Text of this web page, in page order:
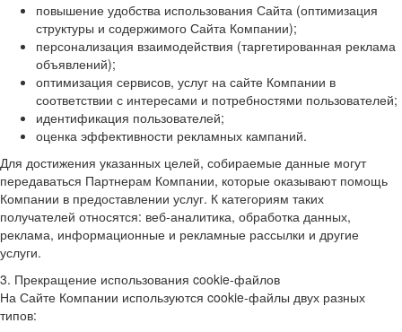
повышение удобства использования Сайта (оптимизация
структуры и содержимого Сайта Компании);
персонализация взаимодействия (таргетированная реклама
объявлений);
оптимизация сервисов, услуг на сайте Компании в
соответствии с интересами и потребностями пользователей;
идентификация пользователей;
оценка эффективности рекламных кампаний.
Для достижения указанных целей, собираемые данные могут
передаваться Партнерам Компании, которые оказывают помощь
Компании в предоставлении услуг. К категориям таких
получателей относятся: веб-аналитика, обработка данных,
реклама, информационные и рекламные рассылки и другие
услуги.
3. Прекращение использования cookie-файлов
На Сайте Компании используются cookie-файлы двух разных
типов: